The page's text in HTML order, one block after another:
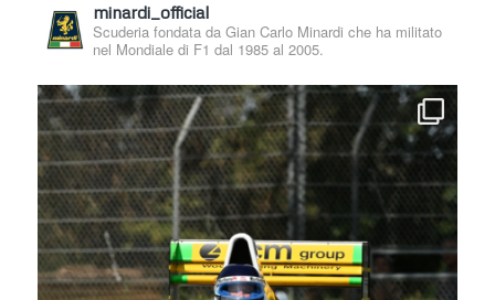
minardi_official
Scuderia fondata da Gian Carlo Minardi che ha militato
nel Mondiale di F1 dal 1985 al 2005.